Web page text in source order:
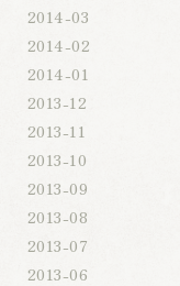
2014-03
2014-02
2014-01
2013-12
2013-11
2013-10
2013-09
2013-08
2013-07
2013-06